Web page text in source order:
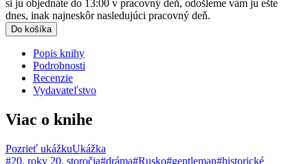
si ju objednáte do 13:00 v pracovný deň, odošleme vám ju ešte
dnes, inak najneskôr nasledujúci pracovný deň.
Do košíka
Popis knihy
Podrobnosti
Recenzie
Vydavateľstvo
Viac o knihe
Pozrieť ukážkuUkážka
#20. roky 20. storočia#dráma#Rusko#gentleman#historické